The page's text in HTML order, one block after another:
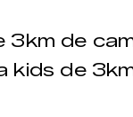
de
kids de